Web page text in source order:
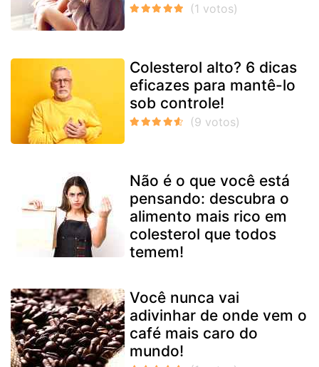
Colesterol alto? 6 dicas
eficazes para mantê-lo
sob controle!
Não é o que você está
pensando: descubra o
alimento mais rico em
colesterol que todos
temem!
Você nunca vai
adivinhar de onde vem o
café mais caro do
mundo!